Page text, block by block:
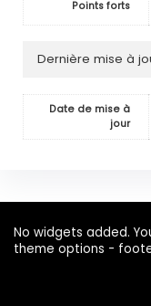
Points forts
Dernière mise à
Date de mise à
jour
No widgets added.
theme options -